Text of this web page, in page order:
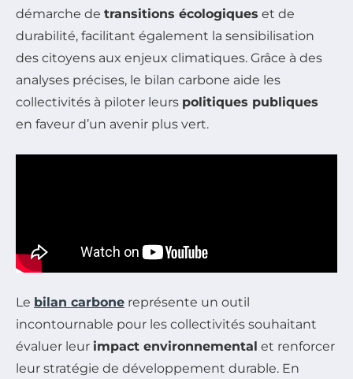
démarche de transitions écologiques et de
durabilité, facilitant également la sensibilisation
des citoyens aux enjeux climatiques. Grâce à des
analyses précises, le bilan carbone aide les
collectivités à piloter leurs politiques publiques
en faveur d’un avenir plus vert.
Le bilan carbone représente un outil
incontournable pour les collectivités souhaitant
évaluer leur impact environnemental et renforcer
leur stratégie de développement durable. En